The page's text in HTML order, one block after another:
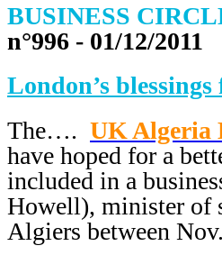
BUSINESS
n°996 - 01/12/2011
London’s
The…. UK Algeria
have hoped for a
included in a
Howell), minister of
Algiers between